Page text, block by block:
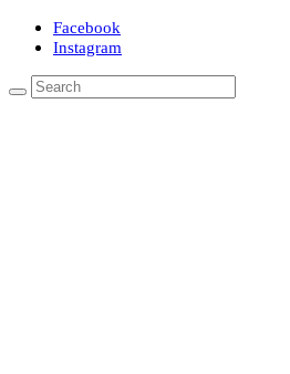
Facebook
Instagram